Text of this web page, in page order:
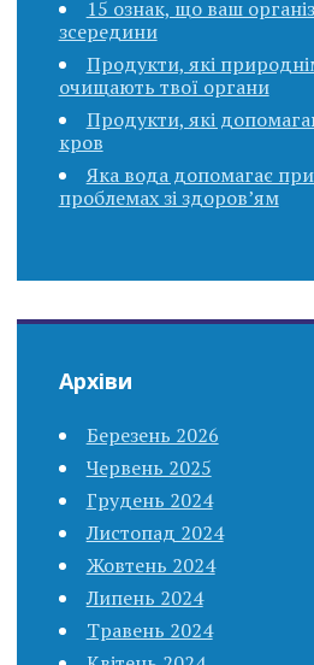
15 ознак, що ваш
зсередини
Продукти, які
очищають твої органи
Продукти, які
кров
Яка вода допомагає при
проблемах зі здоров’ям
Архіви
Березень 2026
Червень 2025
Грудень 2024
Листопад 2024
Жовтень 2024
Липень 2024
Травень 2024